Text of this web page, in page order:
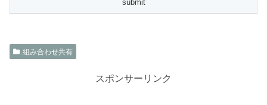
組み合わせ共有
スポンサーリンク